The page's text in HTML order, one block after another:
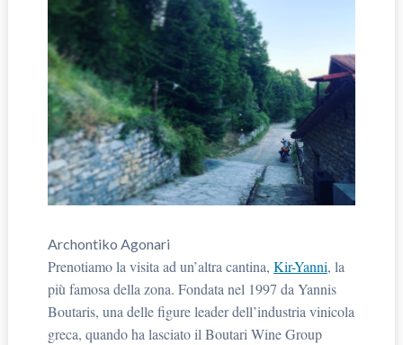
Archontiko Agonari
Prenotiamo la visita ad un’altra cantina, Kir-Yanni, la
più famosa della zona. Fondata nel 1997 da Yannis
Boutaris, una delle figure leader dell’industria vinicola
greca, quando ha lasciato il Boutari Wine Group